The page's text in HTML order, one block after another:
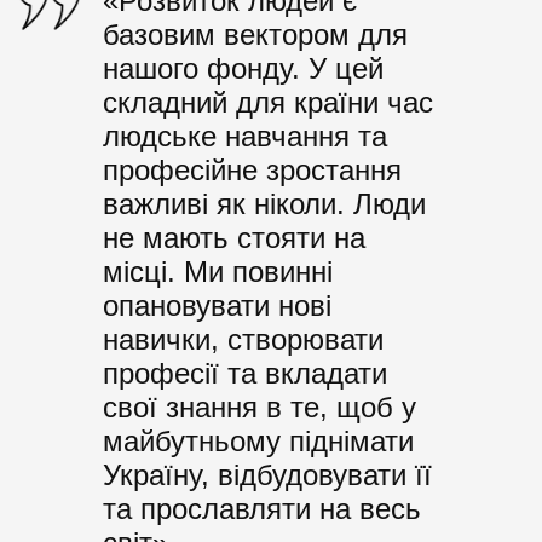
базовим вектором для
нашого фонду. У цей
складний для країни час
людське навчання та
професійне зростання
важливі як ніколи. Люди
не мають стояти на
місці. Ми повинні
опановувати нові
навички, створювати
професії та вкладати
свої знання в те, щоб у
майбутньому піднімати
Україну, відбудовувати її
та прославляти на весь